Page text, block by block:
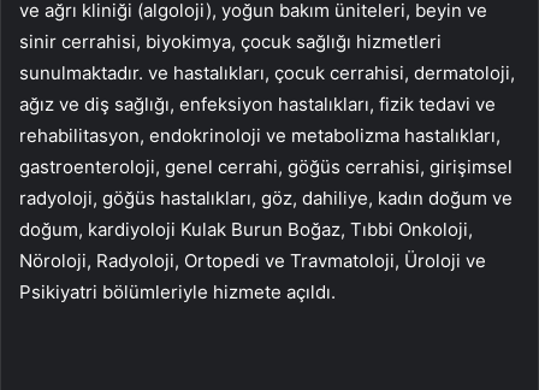
ve ağrı kliniği (algoloji), yoğun bakım üniteleri, beyin ve
sinir cerrahisi, biyokimya, çocuk sağlığı hizmetleri
sunulmaktadır. ve hastalıkları, çocuk cerrahisi, dermatoloji,
ağız ve diş sağlığı, enfeksiyon hastalıkları, fizik tedavi ve
rehabilitasyon, endokrinoloji ve metabolizma hastalıkları,
gastroenteroloji, genel cerrahi, göğüs cerrahisi, girişimsel
radyoloji, göğüs hastalıkları, göz, dahiliye, kadın doğum ve
doğum, kardiyoloji Kulak Burun Boğaz, Tıbbi Onkoloji,
Nöroloji, Radyoloji, Ortopedi ve Travmatoloji, Üroloji ve
Psikiyatri bölümleriyle hizmete açıldı.